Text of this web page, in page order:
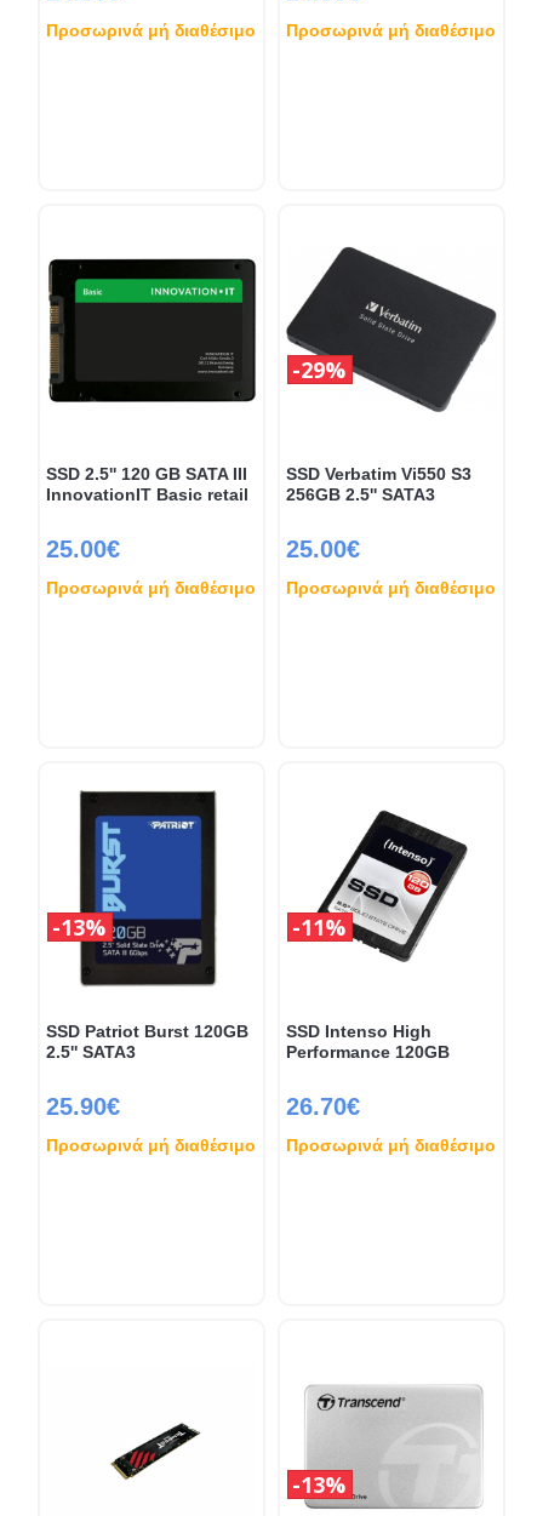
Προσωρινά μή διαθέσιμο Προσωρινά μή διαθέσιμο
SSD 2.5'' 120 GB SATA III
InnovationIT Basic retail
25.00€
Προσωρινά μή διαθέσιμο
SSD Verbatim Vi550 S3
256GB 2.5'' SATA3
25.00€
29%
Προσωρινά μή διαθέσιμο
SSD Patriot Burst 120GB
2.5'' SATA3
25.90€
13%
Προσωρινά μή διαθέσιμο
SSD Intenso High
Performance 120GB
26.70€
11%
Προσωρινά μή διαθέσιμο
13%